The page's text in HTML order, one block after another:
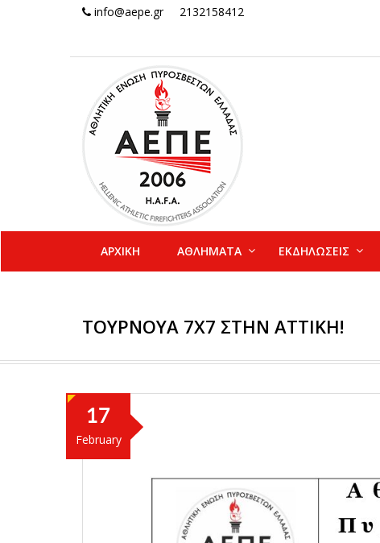
info@aepe.gr 2132158412
ΑΡΧΙΚΗ ΑΘΛΗΜΑΤΑ ΕΚΔΗΛΩΣΕΙΣ
ΤΟΥΡΝΟΥΆ 7Χ7 ΣΤΗΝ ΑΤΤΙΚΉ!
17
February